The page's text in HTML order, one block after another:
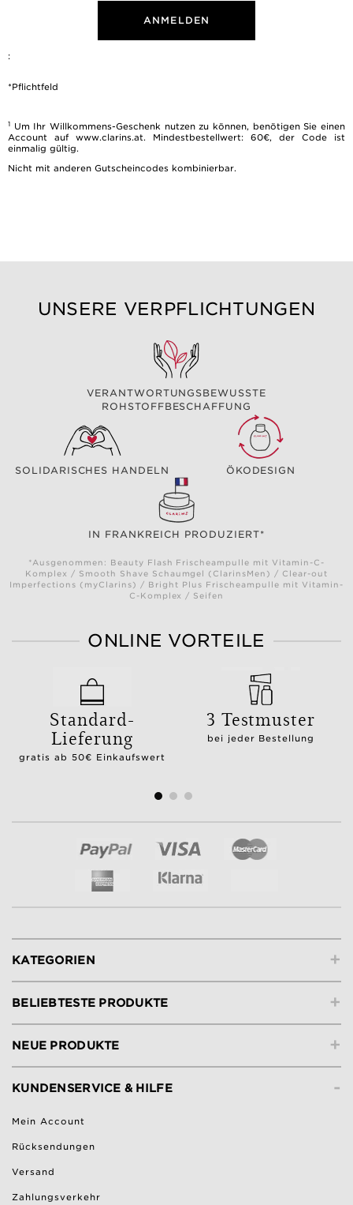
ANMELDEN
:
*Pflichtfeld
1 Um Ihr Willkommens-Geschenk nutzen zu können, benötigen Sie einen
Account auf www.clarins.at. Mindestbestellwert: 60€, der Code ist
einmalig gültig.
Nicht mit anderen Gutscheincodes kombinierbar.
UNSERE VERPFLICHTUNGEN
VERANTWORTUNGSBEWUSSTE
ROHSTOFFBESCHAFFUNG
SOLIDARISCHES HANDELN ÖKODESIGN
IN FRANKREICH PRODUZIERT*
*Ausgenommen: Beauty Flash Frischeampulle mit Vitamin-C-
Komplex / Smooth Shave Schaumgel (ClarinsMen) / Clear-out
Imperfections (myClarins) / Bright Plus Frischeampulle mit Vitamin-
C-Komplex / Seifen
ONLINE VORTEILE
Standard-
Lieferung
gratis ab 50€ Einkaufswert
3 Testmuster
bei jeder Bestellung
+
KATEGORIEN
+
BELIEBTESTE PRODUKTE
+
NEUE PRODUKTE
-
KUNDENSERVICE & HILFE
Mein Account
Rücksendungen
Versand
Zahlungsverkehr